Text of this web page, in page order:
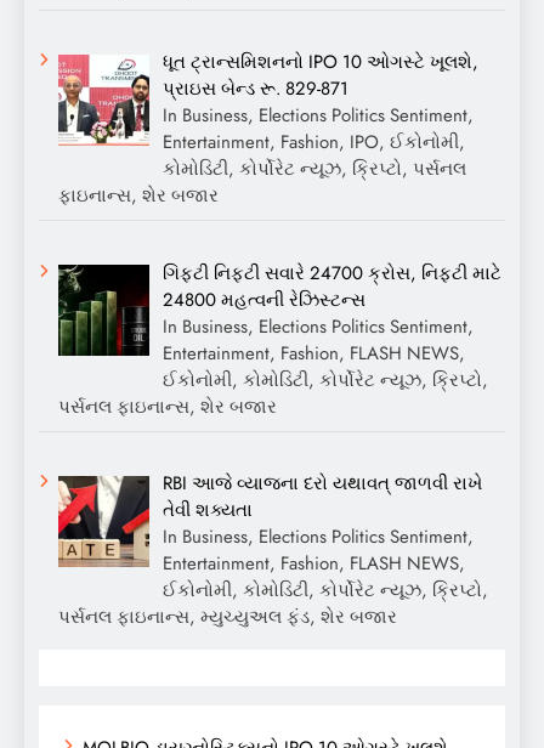
ધૂત ટ્રાન્સમિશનનો IPO 10 ઓગસ્ટે ખૂલશે,
પ્રાઇસ બેન્ડ રૂ. 829-871
In Business, Elections Politics Sentiment,
Entertainment, Fashion, IPO, ઈકોનોમી,
કોમોડિટી, કોર્પોરેટ ન્યૂઝ, ક્રિપ્ટો, પર્સનલ
ફાઇનાન્સ, શેર બજાર
ગિફ્ટી નિફ્ટી સવારે 24700 ક્રોસ, નિફ્ટી માટે
24800 મહત્વની રેઝિસ્ટન્સ
In Business, Elections Politics Sentiment,
Entertainment, Fashion, FLASH NEWS,
ઈકોનોમી, કોમોડિટી, કોર્પોરેટ ન્યૂઝ, ક્રિપ્ટો,
પર્સનલ ફાઇનાન્સ, શેર બજાર
RBI આજે વ્યાજના દરો યથાવત્ જાળવી રાખે
તેવી શક્યતા
In Business, Elections Politics Sentiment,
Entertainment, Fashion, FLASH NEWS,
ઈકોનોમી, કોમોડિટી, કોર્પોરેટ ન્યૂઝ, ક્રિપ્ટો,
પર્સનલ ફાઇનાન્સ, મ્યુચ્યુઅલ ફંડ, શેર બજાર